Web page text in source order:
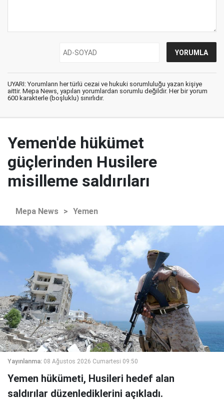
UYARI: Yorumların her türlü cezai ve hukuki sorumluluğu yazan kişiye
aittir. Mepa News, yapılan yorumlardan sorumlu değildir. Her bir yorum
600 karakterle (boşluklu) sınırlıdır.
Yemen'de hükümet
güçlerinden Husilere
misilleme saldırıları
Mepa News > Yemen
Yayınlanma: 08 Ağustos 2026 Cumartesi 09:50
Yemen hükümeti, Husileri hedef alan
saldırılar düzenlediklerini açıkladı.